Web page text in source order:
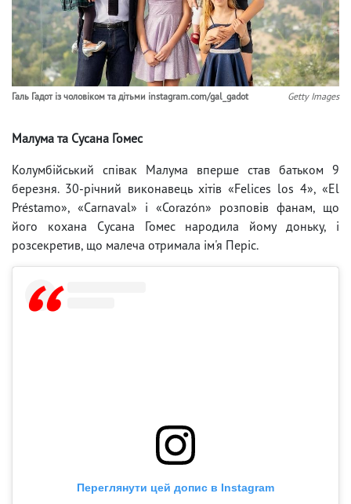
Галь Гадот із чоловіком та дітьми instagram.com/gal_gadot Getty Images
Малума та Сусана Гомес
Колумбійський співак Малума вперше став батьком 9
березня. 30-річний виконавець хітів «Felices los 4», «El
Préstamo», «Carnaval» і «Corazón» розповів фанам, що
його кохана Сусана Гомес народила йому доньку, і
розсекретив, що малеча отримала ім'я Періс.
Переглянути цей допис в Instagram